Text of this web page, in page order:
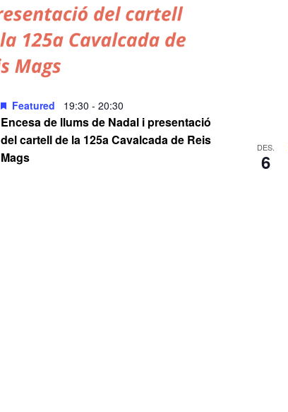
Encesa de llums de Nadal i presentació
del cartell de la 125a Cavalcada de Reis
Mags
Featured 19:30 - 20:30
DES.
6